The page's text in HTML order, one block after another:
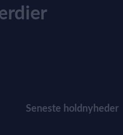
Seneste holdnyheder